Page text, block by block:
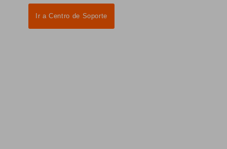
Ir a Centro de Soporte